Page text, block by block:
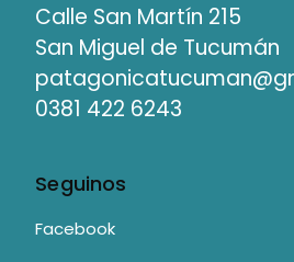
Calle San Martín 215
San Miguel de Tucumán
0381 422 6243
Seguinos
Facebook